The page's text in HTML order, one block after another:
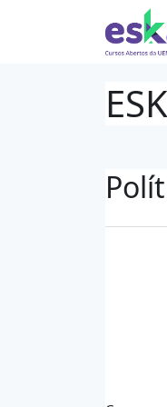
Ir para o conteúdo